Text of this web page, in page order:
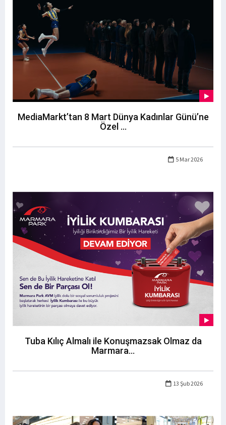
MediaMarkt’tan 8 Mart Dünya Kadınlar Günü’ne
Özel ...
5 Mar 2026
Tuba Kılıç Almalı ile Konuşmazsak Olmaz da
Marmara...
13 Şub 2026